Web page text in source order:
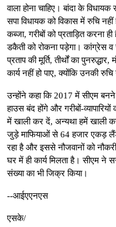
वाला होना चाहिए। बांदा के
सपा विधायक को विकास में रुचि
कब्जा, गरीबों को प्रताड़ित करना
डकैती को रोकना पड़ेगा। कांग्रेस व
प्रताप की मूर्ति, तीर्थों का
कार्य नहीं हो पाए, क्योंकि उनकी रुचि
उन्होंने कहा कि 2017 में सीएम
हाउस बंद होंगे और गरीबों-
में खाली कर दें, अन्यथा हमें खाली
जुड़े माफियाओं से 64 हजार एकड़
रहा है और इससे नौजवानों को
घर में ही कार्य मिलता है। सीएम ने
संख्या का भी जिक्र किया।
--आईएएनएस
एसके/